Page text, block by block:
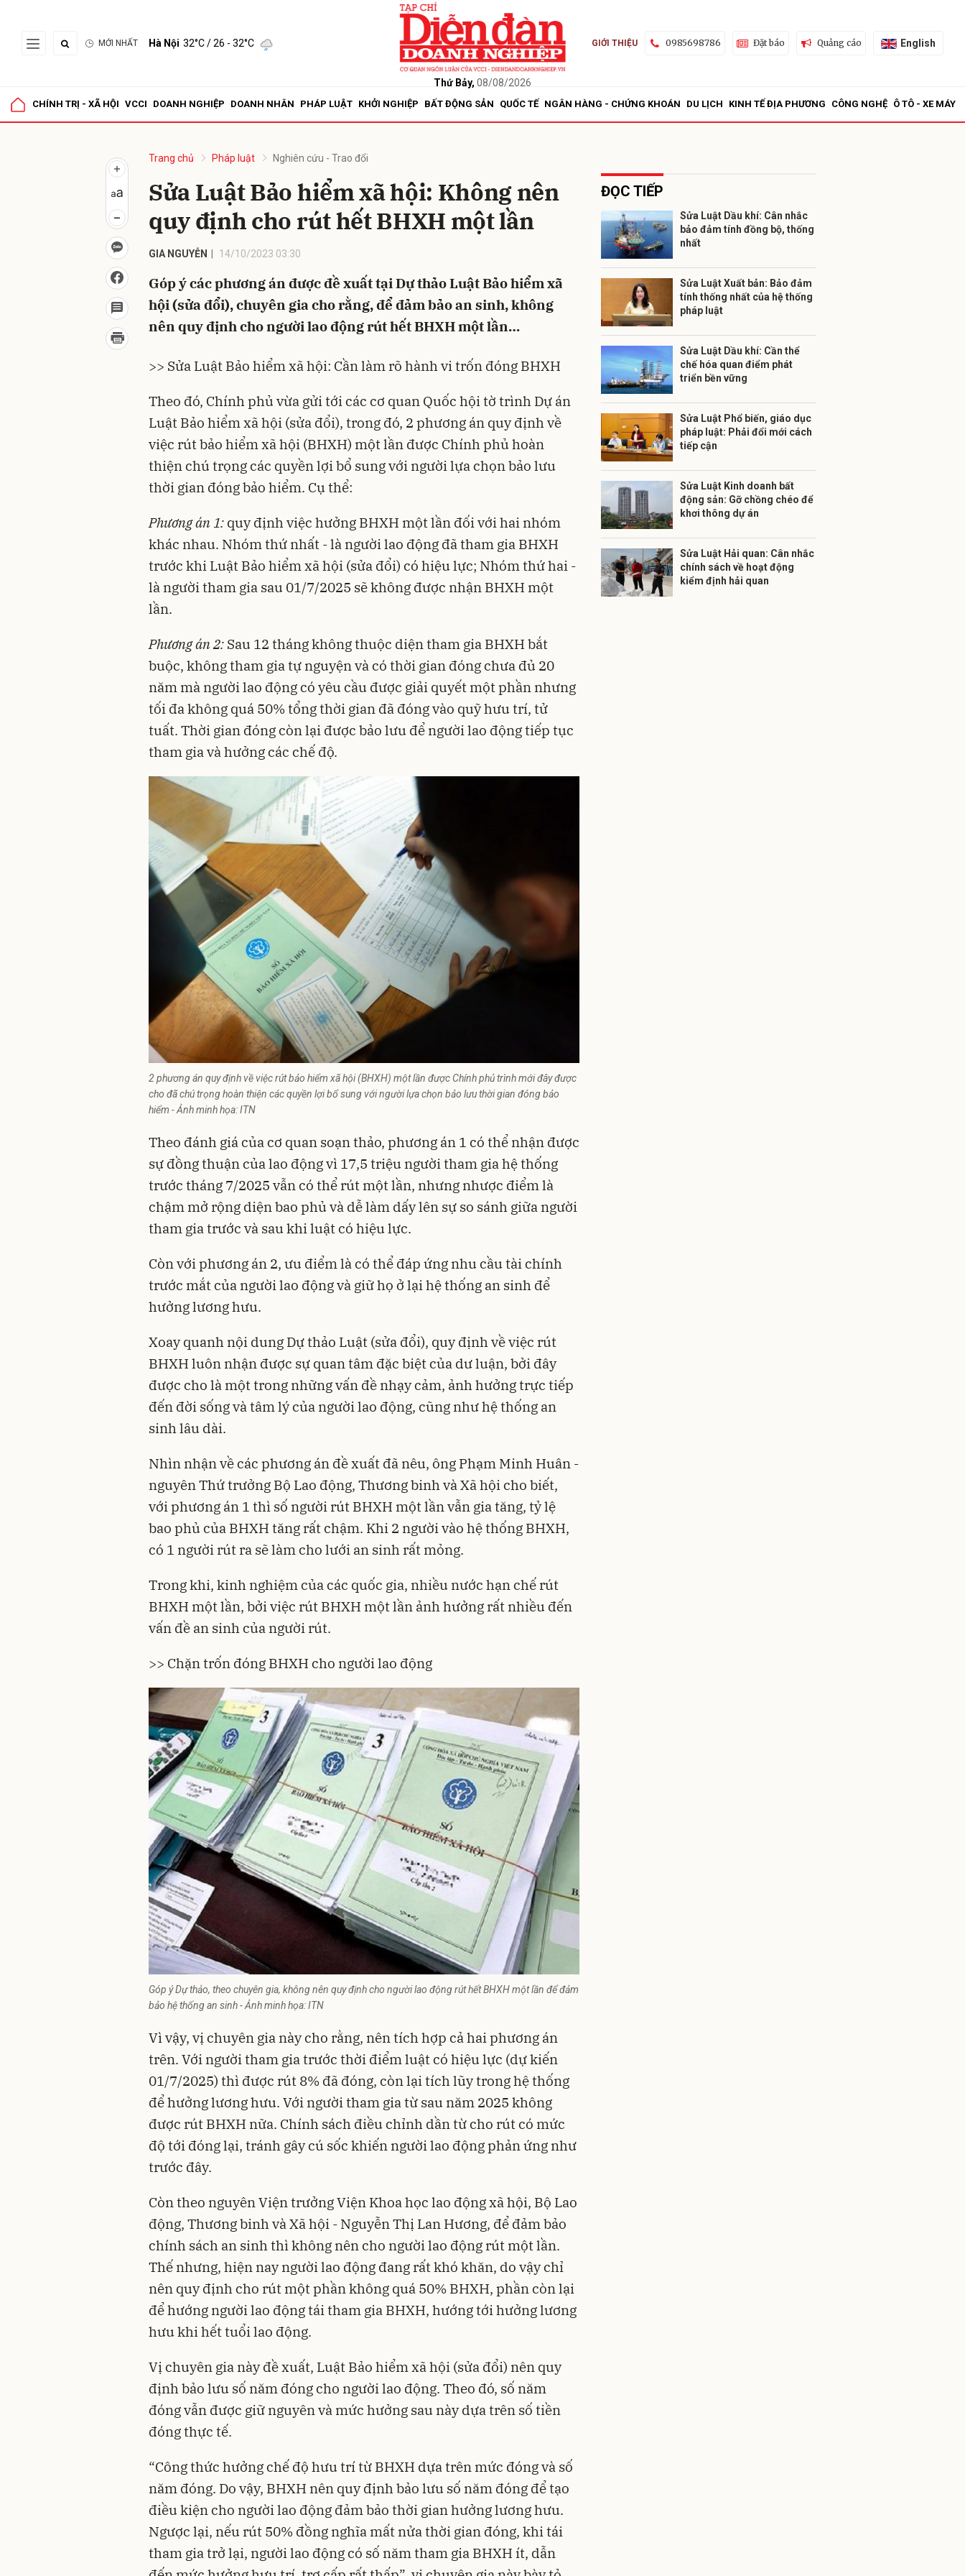
MỚI NHẤT Hà Nội 32°C/ 26 - 32°C
Thứ Bảy, 08/08/2026
GIỚI THIỆU 0985698786 Đặt báo Quảng cáo English
CHÍNH TRỊ - XÃ HỘI VCCI DOANH NGHIỆP DOANH NHÂN PHÁP LUẬT KHỞI NGHIỆP BẤT ĐỘNG SẢN QUỐC TẾ NGÂN HÀNG - CHỨNG KHOÁN DU LỊCH KINH TẾ ĐỊA PHƯƠNG CÔNG NGHỆ Ô TÔ - XE MÁY
Trang chủ Pháp luật Nghiên cứu - Trao đổi
Sửa Luật Bảo hiểm xã hội: Không nên
quy định cho rút hết BHXH một lần
GIA NGUYỄN 14/10/2023 03:30
Góp ý các phương án được đề xuất tại Dự thảo Luật Bảo hiểm xã
hội (sửa đổi), chuyên gia cho rằng, để đảm bảo an sinh, không
nên quy định cho người lao động rút hết BHXH một lần…
>> Sửa Luật Bảo hiểm xã hội: Cần làm rõ hành vi trốn đóng BHXH
Theo đó, Chính phủ vừa gửi tới các cơ quan Quốc hội tờ trình Dự án
Luật Bảo hiểm xã hội (sửa đổi), trong đó, 2 phương án quy định về
việc rút bảo hiểm xã hội (BHXH) một lần được Chính phủ hoàn
thiện chú trọng các quyền lợi bổ sung với người lựa chọn bảo lưu
thời gian đóng bảo hiểm. Cụ thể:
Phương án 1: quy định việc hưởng BHXH một lần đối với hai nhóm
khác nhau. Nhóm thứ nhất - là người lao động đã tham gia BHXH
trước khi Luật Bảo hiểm xã hội (sửa đổi) có hiệu lực; Nhóm thứ hai -
là người tham gia sau 01/7/2025 sẽ không được nhận BHXH một
lần.
Phương án 2: Sau 12 tháng không thuộc diện tham gia BHXH bắt
buộc, không tham gia tự nguyện và có thời gian đóng chưa đủ 20
năm mà người lao động có yêu cầu được giải quyết một phần nhưng
tối đa không quá 50% tổng thời gian đã đóng vào quỹ hưu trí, tử
tuất. Thời gian đóng còn lại được bảo lưu để người lao động tiếp tục
tham gia và hưởng các chế độ.
2 phương án quy định về việc rút bảo hiểm xã hội (BHXH) một lần được Chính phủ trình mới đây được
cho đã chú trọng hoàn thiện các quyền lợi bổ sung với người lựa chọn bảo lưu thời gian đóng bảo
hiểm - Ảnh minh họa: ITN
Theo đánh giá của cơ quan soạn thảo, phương án 1 có thể nhận được
sự đồng thuận của lao động vì 17,5 triệu người tham gia hệ thống
trước tháng 7/2025 vẫn có thể rút một lần, nhưng nhược điểm là
chậm mở rộng diện bao phủ và dễ làm dấy lên sự so sánh giữa người
tham gia trước và sau khi luật có hiệu lực.
Còn với phương án 2, ưu điểm là có thể đáp ứng nhu cầu tài chính
trước mắt của người lao động và giữ họ ở lại hệ thống an sinh để
hưởng lương hưu.
Xoay quanh nội dung Dự thảo Luật (sửa đổi), quy định về việc rút
BHXH luôn nhận được sự quan tâm đặc biệt của dư luận, bởi đây
được cho là một trong những vấn đề nhạy cảm, ảnh hưởng trực tiếp
đến đời sống và tâm lý của người lao động, cũng như hệ thống an
sinh lâu dài.
Nhìn nhận về các phương án đề xuất đã nêu, ông Phạm Minh Huân -
nguyên Thứ trưởng Bộ Lao động, Thương binh và Xã hội cho biết,
với phương án 1 thì số người rút BHXH một lần vẫn gia tăng, tỷ lệ
bao phủ của BHXH tăng rất chậm. Khi 2 người vào hệ thống BHXH,
có 1 người rút ra sẽ làm cho lưới an sinh rất mỏng.
Trong khi, kinh nghiệm của các quốc gia, nhiều nước hạn chế rút
BHXH một lần, bởi việc rút BHXH một lần ảnh hưởng rất nhiều đến
vấn đề an sinh của người rút.
>> Chặn trốn đóng BHXH cho người lao động
Góp ý Dự thảo, theo chuyên gia, không nên quy định cho người lao động rút hết BHXH một lần để đảm
bảo hệ thống an sinh - Ảnh minh họa: ITN
Vì vậy, vị chuyên gia này cho rằng, nên tích hợp cả hai phương án
trên. Với người tham gia trước thời điểm luật có hiệu lực (dự kiến
01/7/2025) thì được rút 8% đã đóng, còn lại tích lũy trong hệ thống
để hưởng lương hưu. Với người tham gia từ sau năm 2025 không
được rút BHXH nữa. Chính sách điều chỉnh dần từ cho rút có mức
độ tới đóng lại, tránh gây cú sốc khiến người lao động phản ứng như
trước đây.
Còn theo nguyên Viện trưởng Viện Khoa học lao động xã hội, Bộ Lao
động, Thương binh và Xã hội - Nguyễn Thị Lan Hương, để đảm bảo
chính sách an sinh thì không nên cho người lao động rút một lần.
Thế nhưng, hiện nay người lao động đang rất khó khăn, do vậy chỉ
nên quy định cho rút một phần không quá 50% BHXH, phần còn lại
để hướng người lao động tái tham gia BHXH, hướng tới hưởng lương
hưu khi hết tuổi lao động.
Vị chuyên gia này đề xuất, Luật Bảo hiểm xã hội (sửa đổi) nên quy
định bảo lưu số năm đóng cho người lao động. Theo đó, số năm
đóng vẫn được giữ nguyên và mức hưởng sau này dựa trên số tiền
đóng thực tế.
“Công thức hưởng chế độ hưu trí từ BHXH dựa trên mức đóng và số
năm đóng. Do vậy, BHXH nên quy định bảo lưu số năm đóng để tạo
điều kiện cho người lao động đảm bảo thời gian hưởng lương hưu.
Ngược lại, nếu rút 50% đồng nghĩa mất nửa thời gian đóng, khi tái
tham gia trở lại, người lao động có số năm tham gia BHXH ít, dẫn
ĐỌC TIẾP
Sửa Luật Dầu khí: Cân nhắc
bảo đảm tính đồng bộ, thống
nhất
Sửa Luật Xuất bản: Bảo đảm
tính thống nhất của hệ thống
pháp luật
Sửa Luật Dầu khí: Cần thể
chế hóa quan điểm phát
triển bền vững
Sửa Luật Phổ biến, giáo dục
pháp luật: Phải đổi mới cách
tiếp cận
Sửa Luật Kinh doanh bất
động sản: Gỡ chồng chéo để
khơi thông dự án
Sửa Luật Hải quan: Cân nhắc
chính sách về hoạt động
kiểm định hải quan
Gửi